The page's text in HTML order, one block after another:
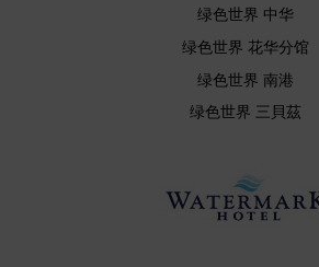
绿色世界 中华
绿色世界 花华分馆
绿色世界 南港
绿色世界 三貝茲